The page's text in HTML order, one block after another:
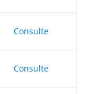
Consulte
Consulte